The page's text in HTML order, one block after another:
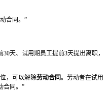
合同。”
天、试用期员工提前3天提出离职，
，可以解除劳动合同。劳动者在试用
合同。”